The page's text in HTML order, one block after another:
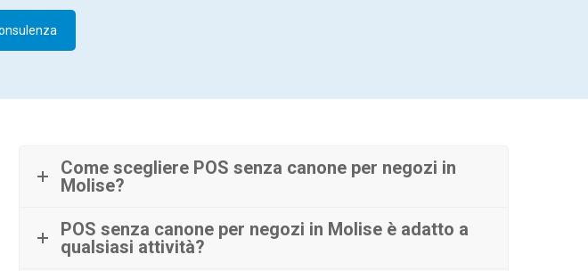
Come scegliere POS senza canone per negozi in
Molise?
POS senza canone per negozi in Molise è adatto a
qualsiasi attività?